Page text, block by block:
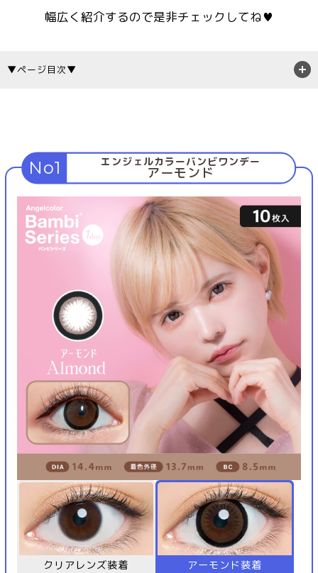
幅広く紹介するので是非チェックしてね♥
▼ページ目次▼
No1 エンジェルカラーバンビワンデー
アーモンド
クリアレンズ装着 アーモンド装着